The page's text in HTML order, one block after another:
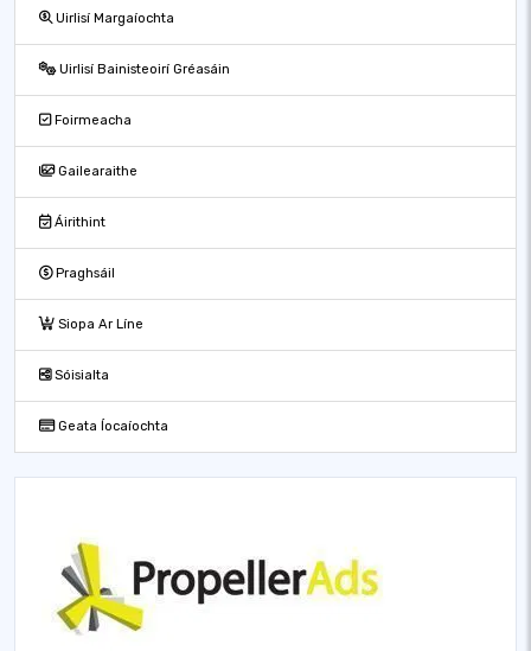
Uirlisí Margaíochta
Uirlisí Bainisteoirí Gréasáin
Foirmeacha
Gailearaithe
Áirithint
Praghsáil
Siopa Ar Líne
Sóisialta
Geata Íocaíochta